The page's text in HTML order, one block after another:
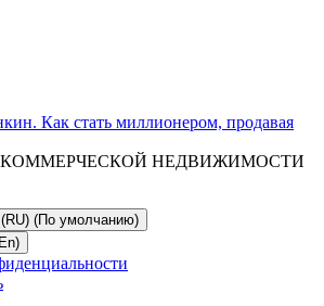
Как стать миллионером, продавая
КОММЕРЧЕСКОЙ НЕДВИЖИМОСТИ
(По умолчанию)